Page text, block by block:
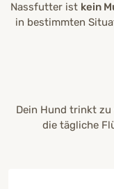
Nassfutter ist kein
in bestimmten
Dein Hund trinkt
die tägliche